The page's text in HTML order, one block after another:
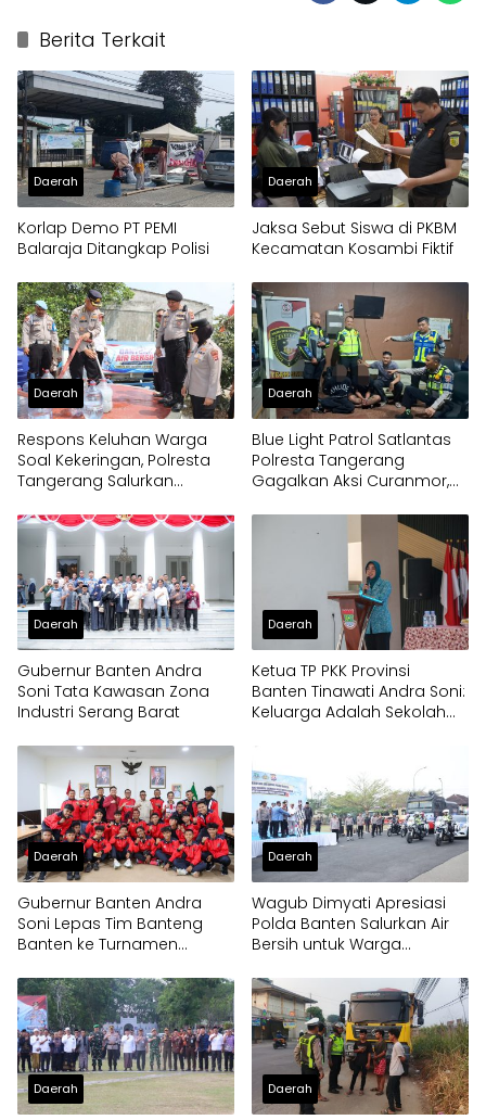
Berita Terkait
Daerah
Korlap Demo PT PEMI
Balaraja Ditangkap Polisi
Daerah
Jaksa Sebut Siswa di PKBM
Kecamatan Kosambi Fiktif
Daerah
Respons Keluhan Warga
Soal Kekeringan, Polresta
Tangerang Salurkan
Panongan
Daerah
Blue Light Patrol Satlantas
Polresta Tangerang
Gagalkan Aksi Curanmor,
Daerah
Gubernur Banten Andra
Soni Tata Kawasan Zona
Industri Serang Barat
Daerah
Ketua TP PKK Provinsi
Banten Tinawati Andra Soni:
Keluarga Adalah Sekolah
Daerah
Gubernur Banten Andra
Soni Lepas Tim Banteng
Banten ke Turnamen
Daerah
Wagub Dimyati Apresiasi
Polda Banten Salurkan Air
Bersih untuk Warga
Daerah Daerah